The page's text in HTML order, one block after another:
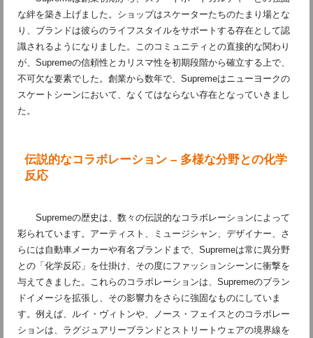
な絆を築き上げました。ショップはスケーターたちのたまり場とな
り、ブランドは彼らのライフスタイルをサポートする存在として認
識されるようになりました。このコミュニティとの直接的な関わり
が、Supremeの信頼性とカリスマ性を初期段階から確立する上で、
不可欠な要素でした。創業から数年で、Supremeはニューヨークの
スケートシーンにおいて、なくてはならない存在となっていきまし
た。
伝説的なコラボレーション – 多様な分野との化学
反応
Supremeの歴史は、数々の伝説的なコラボレーションによって
彩られています。アーティスト、ミュージシャン、デザイナー、さ
らには自動車メーカーや有名ブランドまで、Supremeは常に異分野
との「化学反応」を仕掛け、その度にファッションシーンに衝撃を
与えてきました。これらのコラボレーションは、Supremeのブラン
ドイメージを拡張し、その影響力をさらに強固なものにしていま
す。例えば、ルイ・ヴィトンや、ノース・フェイスとのコラボレー
ションは、ラグジュアリーブランドとストリートウェアの境界線を